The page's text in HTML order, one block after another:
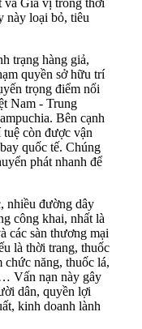
và Gia vị trong thời
này loại bỏ, tiêu
trạng hàng giả,
quyền sở hữu trí
trọng điểm nổi
Nam - Trung
Bên cạnh
còn được vận
quốc tế. Chúng
phát nhanh để
nhiều đường dây
công khai, nhất là
các sàn thương mại
là thời trang, thuốc
chức năng, thuốc lá,
Vấn nạn này gây
dân, quyền lợi
kinh doanh lành